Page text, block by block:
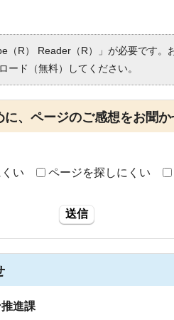
（R） Reader（R）」が必要です。
ード（無料）してください。
、ページのご感想をお聞か
い ページを探しにくい
送信
進課